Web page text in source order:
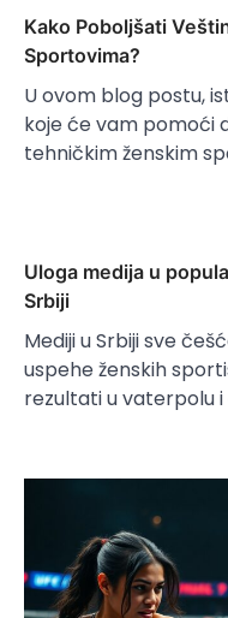
Kako Poboljšati
Sportovima?
U ovom blog postu,
koje će vam pomoći
tehničkim ženskim
Uloga medija u
Srbiji
Mediji u Srbiji sve
uspehe ženskih
rezultati u vaterpolu i